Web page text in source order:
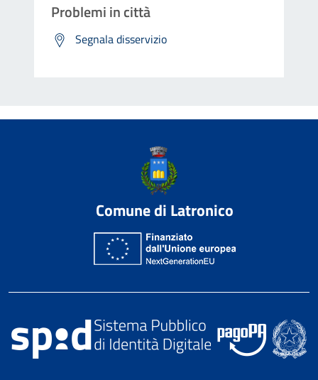
Problemi in città
Segnala disservizio
Comune di Latronico